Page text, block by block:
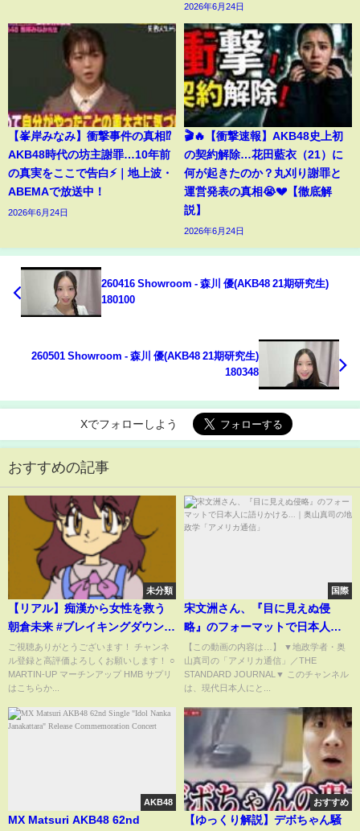
2026年6月24日
【峯岸みなみ】衝撃事件の真相⁉️
AKB48時代の坊主謝罪…10年前
の真実をここで告白⚡️｜地上波・
ABEMAで放送中！
2026年6月24日
🎬🔥【衝撃速報】AKB48史上初
の契約解除…花田藍衣（21）に
何が起きたのか？丸刈り謝罪と
運営発表の真相😭💔【徹底解
説】
2026年6月24日
260416 Showroom - 森川 優(AKB48 21期研究生)
180100
260501 Showroom - 森川 優(AKB48 21期研究生)
180348
Xでフォローしよう
おすすめの記事
未分類
【リアル】痴漢から女性を救う
朝倉未来 #ブレイキングダウン #
朝倉未来 #rizin #朝倉海
ご視聴ありがとうございます！ チャンネ
ル登録と高評価よろしくお願いします！ ○
MARTIN-UP マーチンアップ HMB サプリ
はこちらか...
国際
宋文洲さん、『目に見えぬ侵
略』のフォーマットで日本人に
語りかける...｜奥山真司の地政学
「アメリカ通信」
【この動画の内容は…】 ▼地政学者・奥
山真司の「アメリカ通信」／THE
STANDARD JOURNAL▼ このチャンネル
は、現代日本人にと...
AKB48
MX Matsuri AKB48 62nd
おすすめ
【ゆっくり解説】デボちゃん騒